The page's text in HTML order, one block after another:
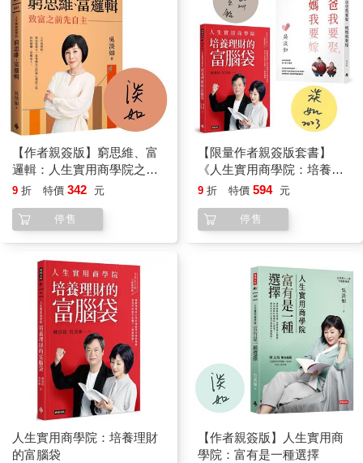
【作者親簽版】窮思維、富
邏輯：人生實用商學院之致
富之前先自主
9 折 特價 342 元
停售
【限量作者親簽版套書】
《人生實用商學院：培養理
財的富腦袋》＋《爸爸要再
9 折 特價 594 元
停售
人生實用商學院：培養理財
的富腦袋
【作者親簽版】人生實用商
學院：富有是一種選擇